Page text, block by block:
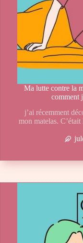
Ma lutte contre la
comment
j’ai récemment
mon matelas.